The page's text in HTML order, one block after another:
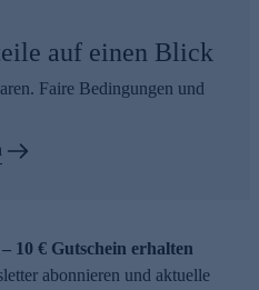
auf einen Blick
Faire Bedingungen und
10 € Gutschein erhalten
abonnieren und aktuelle